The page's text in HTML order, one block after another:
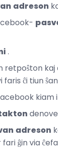
adreson
.
retpoŝton kaj
ĉi tiun
kiam
adreson
fari ĝin via